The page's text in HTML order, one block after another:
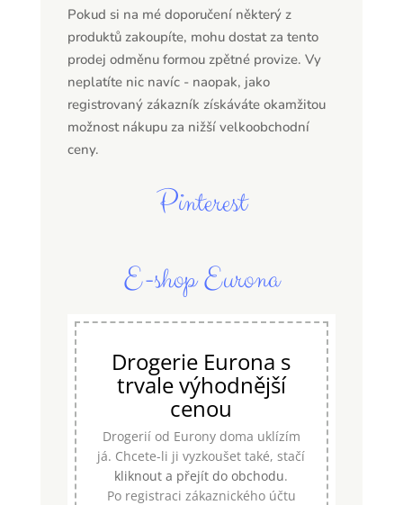
Pokud si na mé doporučení některý z
produktů zakoupíte, mohu dostat za tento
prodej odměnu formou zpětné provize. Vy
neplatíte nic navíc - naopak, jako
registrovaný zákazník získáváte okamžitou
možnost nákupu za nižší velkoobchodní
ceny.
Pinterest
E-shop Eurona
Drogerie Eurona s
trvale výhodnější
cenou
Drogerií od Eurony doma uklízím
já. Chcete-li ji vyzkoušet také, stačí
kliknout a přejít do obchodu.
Po registraci zákaznického účtu